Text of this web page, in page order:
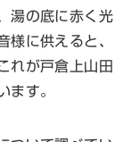
湯の底に赤く光
様に供えると、
れが戸倉上山田
ます。